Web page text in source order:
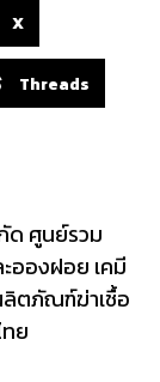
X
Threads
ด ศูนย์รวม
อองฝอย เคมี
ลิตภัณฑ์ฆ่าเชื้อ
ทย